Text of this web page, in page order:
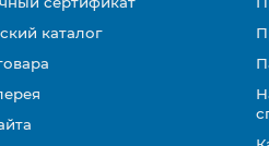
каталог